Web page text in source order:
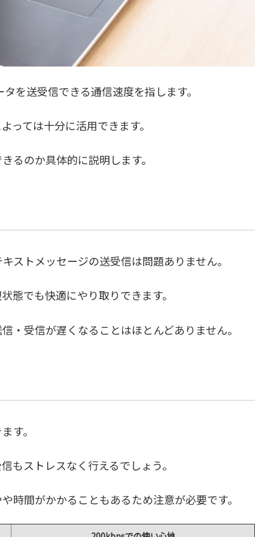
を送受信できる通信速度を指します。
っては十分に活用できます。
るのか具体的に説明します。
ストメッセージの送受信は問題ありません。
態でも快適にやり取りできます。
・受信が遅くなることはほとんどありません。
す。
もストレスなく行えるでしょう。
時間がかかることもあるため注意が必要です。